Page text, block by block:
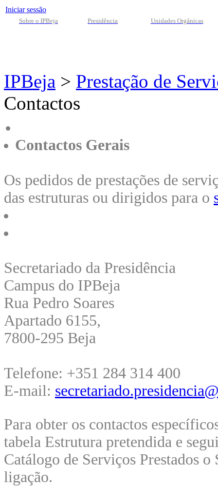
Iniciar sessão
Sobre o IPBeja Presidência Unidades Orgânicas
IPBeja > Prestação de
Contactos
Contactos Gerais
Os pedidos de prestações de
das estruturas ou dirigidos para o
Secretariado da Presidência
Campus do IPBeja
Rua Pedro Soares
Apartado 6155,
7800-295 Beja
Telefone: +351 284 314 400
E-mail:
Para obter os contactos
tabela Estrutura pretendida e
Catálogo de Serviços Prestados
ligação.